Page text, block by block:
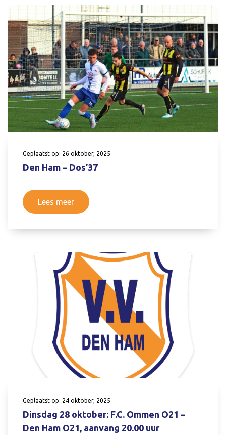
Geplaatst op: 26 oktober, 2025
Den Ham – Dos’37
Lees meer
Geplaatst op: 24 oktober, 2025
Dinsdag 28 oktober: F.C. Ommen O21 –
Den Ham O21, aanvang 20.00 uur